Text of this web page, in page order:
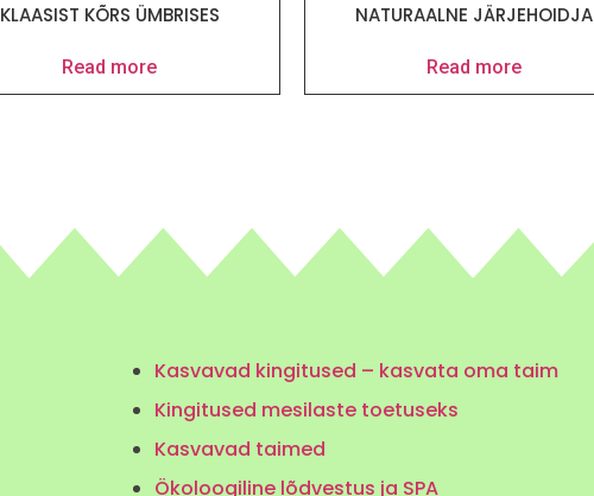
KLAASIST KÕRS ÜMBRISES
Read more
NATURAALNE JÄRJEHOIDJA
Read more
Kasvavad kingitused – kasvata oma taim
Kingitused mesilaste toetuseks
Kasvavad taimed
Ökoloogiline lõdvestus ja SPA